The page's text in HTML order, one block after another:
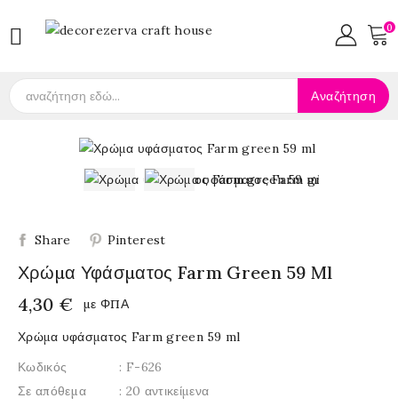
 0
Αναζήτηση
Share Pinterest
Χρώμα Υφάσματος Farm Green 59 Ml
4,30 €
με ΦΠΑ
Χρώμα υφάσματος Farm green 59 ml
Κωδικός
: F-626
Σε απόθεμα
: 20 αντικείμενα